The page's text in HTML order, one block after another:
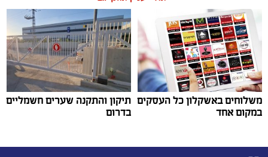
כתבות נוספות
לייף סטייל
יוצאים מהבית, מגלים את הים:
פעילויות קיץ לכל המשפחה